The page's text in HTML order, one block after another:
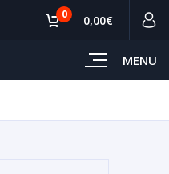
MENU
0 0,00€